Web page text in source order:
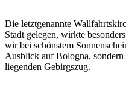
Die letztgenannte
Stadt gelegen, wirkte
wir bei schönstem
Ausblick auf Bologna, sondern
liegenden Gebirgszug.